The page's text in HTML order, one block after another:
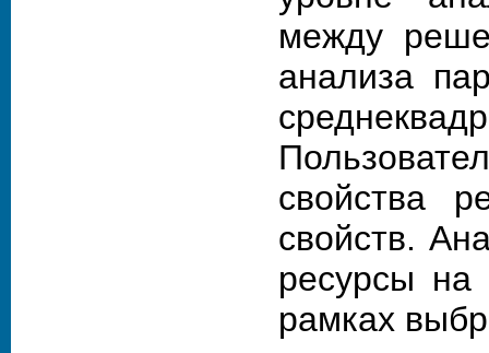
между
анализа
свойства
свойств.
ресурсы на
рамках